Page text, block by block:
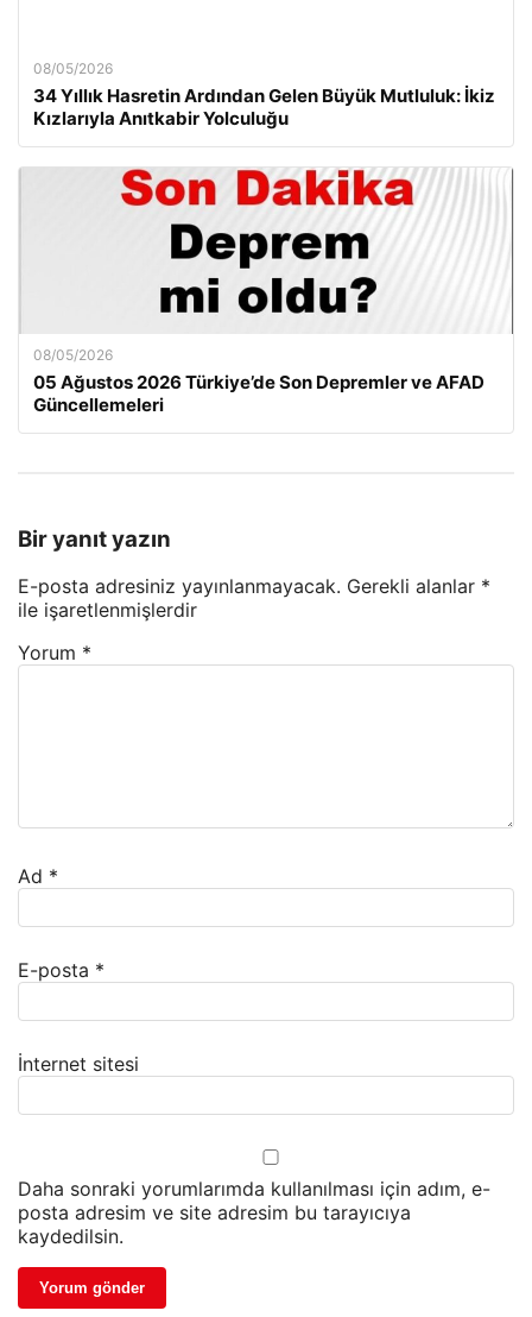
08/05/2026
34 Yıllık Hasretin Ardından Gelen Büyük Mutluluk: İkiz
Kızlarıyla Anıtkabir Yolculuğu
08/05/2026
05 Ağustos 2026 Türkiye’de Son Depremler ve AFAD
Güncellemeleri
Bir yanıt yazın
E-posta adresiniz yayınlanmayacak. Gerekli alanlar *
ile işaretlenmişlerdir
Yorum *
Ad *
E-posta *
İnternet sitesi
Daha sonraki yorumlarımda kullanılması için adım, e-
posta adresim ve site adresim bu tarayıcıya
kaydedilsin.